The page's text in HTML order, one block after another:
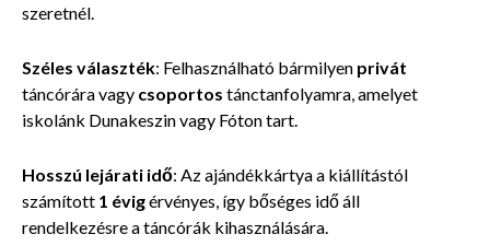
szeretnél.
Széles választék: Felhasználható bármilyen privát
táncórára vagy csoportos tánctanfolyamra, amelyet
iskolánk Dunakeszin vagy Fóton tart.
Hosszú lejárati idő: Az ajándékkártya a kiállítástól
számított 1 évigérvényes, így bőséges idő áll
rendelkezésre a táncórák kihasználására.